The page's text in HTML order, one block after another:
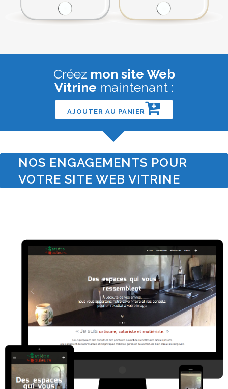
Créez mon site Web
Vitrine maintenant :
AJOUTER AU PANIER
NOS ENGAGEMENTS POUR
VOTRE SITE WEB VITRINE